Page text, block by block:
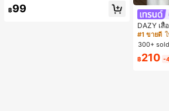
สื้อเซ็กซี่, เสื้อเปิดหลัง,
฿99
DAZY เสื้
สำหรับฤดู
#1 ขายดี
300+ sold
฿210 -